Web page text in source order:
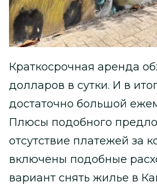
Краткосрочная аренда
долларов в сутки. И в
достаточно большой
Плюсы подобного
отсутствие платежей за
включены подобные
вариант снять жилье в